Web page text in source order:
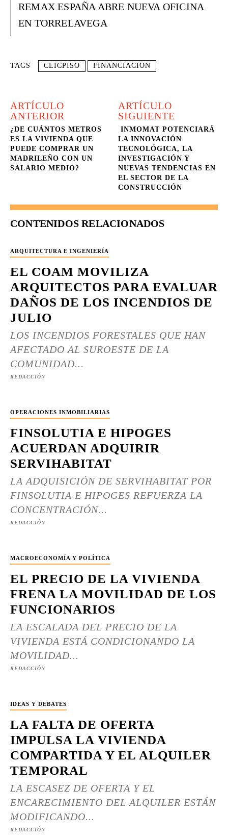
REMAX ESPAÑA ABRE NUEVA OFICINA
EN TORRELAVEGA
TAGS CLICPISO FINANCIACION
ARTÍCULO
ANTERIOR
¿DE CUÁNTOS METROS
ES LA VIVIENDA QUE
PUEDE COMPRAR UN
MADRILEÑO CON UN
SALARIO MEDIO?
ARTÍCULO
SIGUIENTE
INMOMAT POTENCIARÁ
LA INNOVACIÓN
TECNOLÓGICA, LA
INVESTIGACIÓN Y
NUEVAS TENDENCIAS EN
EL SECTOR DE LA
CONSTRUCCIÓN
CONTENIDOS RELACIONADOS
ARQUITECTURA E INGENIERÍA
EL COAM MOVILIZA
ARQUITECTOS PARA EVALUAR
DAÑOS DE LOS INCENDIOS DE
JULIO
LOS INCENDIOS FORESTALES QUE HAN
AFECTADO AL SUROESTE DE LA
COMUNIDAD...
REDACCIÓN
OPERACIONES INMOBILIARIAS
FINSOLUTIA E HIPOGES
ACUERDAN ADQUIRIR
SERVIHABITAT
LA ADQUISICIÓN DE SERVIHABITAT POR
FINSOLUTIA E HIPOGES REFUERZA LA
CONCENTRACIÓN...
REDACCIÓN
MACROECONOMÍA Y POLÍTICA
EL PRECIO DE LA VIVIENDA
FRENA LA MOVILIDAD DE LOS
FUNCIONARIOS
LA ESCALADA DEL PRECIO DE LA
VIVIENDA ESTÁ CONDICIONANDO LA
MOVILIDAD...
REDACCIÓN
IDEAS Y DEBATES
LA FALTA DE OFERTA
IMPULSA LA VIVIENDA
COMPARTIDA Y EL ALQUILER
TEMPORAL
LA ESCASEZ DE OFERTA Y EL
ENCARECIMIENTO DEL ALQUILER ESTÁN
MODIFICANDO...
REDACCIÓN